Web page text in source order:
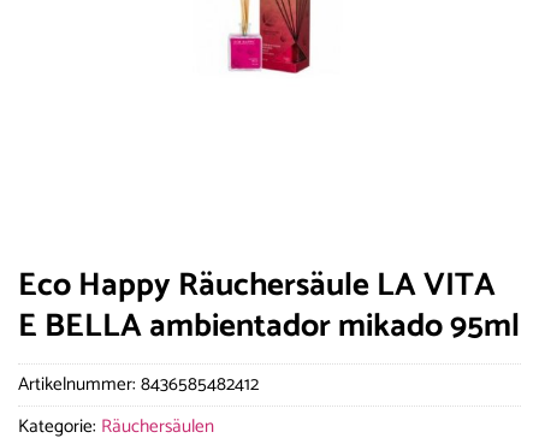
Eco Happy Räuchersäule LA VITA
E BELLA ambientador mikado 95ml
Artikelnummer: 8436585482412
Kategorie: Räuchersäulen